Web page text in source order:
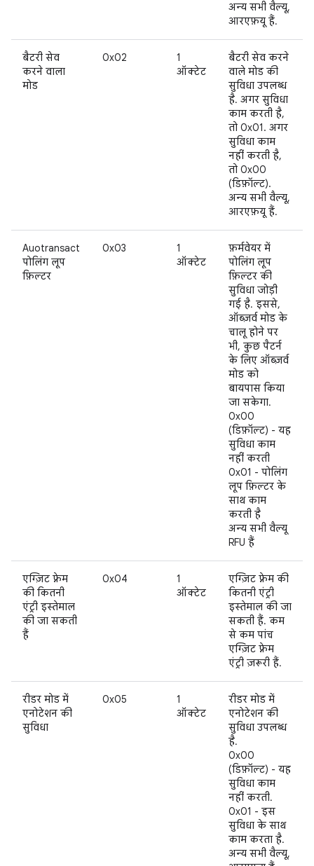
अन्य सभी वैल्यू,
आरएफ़यू हैं.
बैटरी सेव
करने वाला
मोड
0x02
1
ऑक्टेट
बैटरी सेव करने
वाले मोड की
सुविधा उपलब्ध
है. अगर सुविधा
काम करती है,
तो 0x01. अगर
सुविधा काम
नहीं करती है,
तो 0x00
(डिफ़ॉल्ट).
अन्य सभी वैल्यू,
आरएफ़यू हैं.
Auotransact
पोलिंग लूप
फ़िल्टर
0x03
1
ऑक्टेट
फ़र्मवेयर में
पोलिंग लूप
फ़िल्टर की
सुविधा जोड़ी
गई है. इससे,
ऑब्ज़र्व मोड के
चालू होने पर
भी, कुछ पैटर्न
के लिए ऑब्ज़र्व
मोड को
बायपास किया
जा सकेगा.
0x00
(डिफ़ॉल्ट) - यह
सुविधा काम
नहीं करती
0x01 - पोलिंग
लूप फ़िल्टर के
साथ काम
करती है
अन्य सभी वैल्यू
RFU हैं
एग्ज़िट फ़्रेम
की कितनी
एंट्री इस्तेमाल
की जा सकती
हैं
0x04
1
ऑक्टेट
एग्ज़िट फ़्रेम की
कितनी एंट्री
इस्तेमाल की जा
सकती हैं. कम
से कम पांच
एग्ज़िट फ़्रेम
एंट्री ज़रूरी हैं.
रीडर मोड में
एनोटेशन की
सुविधा
0x05
1
ऑक्टेट
रीडर मोड में
एनोटेशन की
सुविधा उपलब्ध
है.
0x00
(डिफ़ॉल्ट) - यह
सुविधा काम
नहीं करती.
0x01 - इस
सुविधा के साथ
काम करता है.
अन्य सभी वैल्यू,